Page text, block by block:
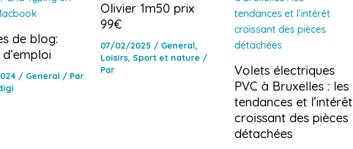
de blog:
/ General / Par
Olivier 1m50 prix
99€
07/02/2025 / General,
Loisirs,Sport et nature /
Par
Volets électriques
PVC à Bruxelles : les
tendances et l’intérêt
croissant des pièces
détachées